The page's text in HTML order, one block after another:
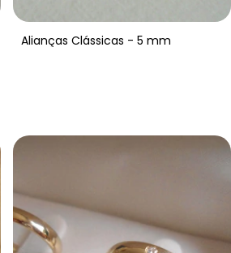
Alianças Clássicas - 5 mm